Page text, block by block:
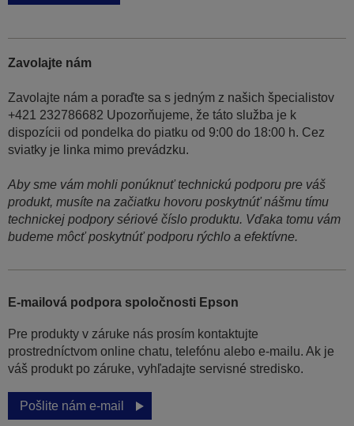
Zavolajte nám
Zavolajte nám a poraďte sa s jedným z našich špecialistov
+421 232786682 Upozorňujeme, že táto služba je k
dispozícii od pondelka do piatku od 9:00 do 18:00 h. Cez
sviatky je linka mimo prevádzku.
Aby sme vám mohli ponúknuť technickú podporu pre váš
produkt, musíte na začiatku hovoru poskytnúť nášmu tímu
technickej podpory sériové číslo produktu. Vďaka tomu vám
budeme môcť poskytnúť podporu rýchlo a efektívne.
E-mailová podpora spoločnosti Epson
Pre produkty v záruke nás prosím kontaktujte
prostredníctvom online chatu, telefónu alebo e-mailu. Ak je
váš produkt po záruke, vyhľadajte servisné stredisko.
Pošlite nám e-mail